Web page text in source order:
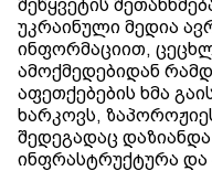
შეწყვეტის
უკრაინული მედია
ინფორმაციით,
ამოქმედებიდან
აფეთქებების ხმა
ხარკოვს,
შედეგადაც
ინფრასტრუქტურა და